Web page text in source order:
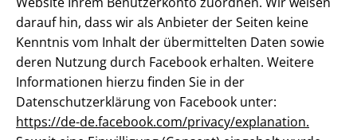
darauf hin, dass wir als Anbieter der Seiten keine
Kenntnis vom Inhalt der übermittelten Daten sowie
deren Nutzung durch Facebook erhalten. Weitere
Informationen hierzu finden Sie in der
Datenschutzerklärung von Facebook unter:
https://de-de.facebook.com/privacy/explanation.